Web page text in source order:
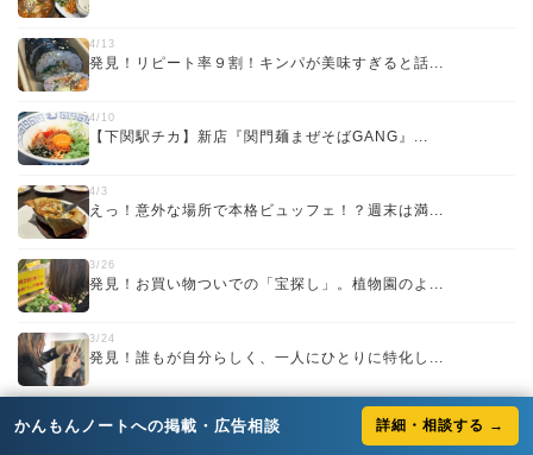
かんもんノートへの掲載・広告相談 詳細・相談する →
4/13
発見！リピート率９割！キンパが美味すぎると話...
4/10
【下関駅チカ】新店『関門麺まぜそばGANG』...
4/3
えっ！意外な場所で本格ビュッフェ！？週末は満...
3/26
発見！お買い物ついでの「宝探し」。植物園のよ...
3/24
発見！誰もが自分らしく、一人にひとりに特化し...
もっと見る >